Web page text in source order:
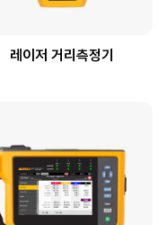
레이저 거리측정기